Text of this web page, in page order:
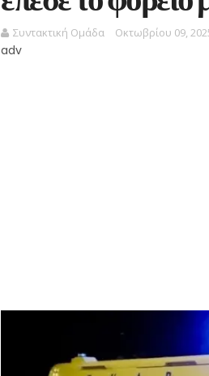
Συντακτική Ομάδα Οκτωβρίου 09,
adv